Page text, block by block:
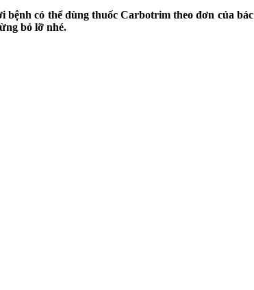
có thể dùng thuốc Carbotrim theo đơn của
bỏ lỡ nhé.